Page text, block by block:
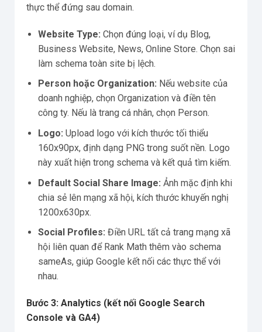
thực thể đứng sau domain.
Website Type: Chọn đúng loại, ví dụ Blog,
Business Website, News, Online Store. Chọn sai
làm schema toàn site bị lệch.
Person hoặc Organization: Nếu website của
doanh nghiệp, chọn Organization và điền tên
công ty. Nếu là trang cá nhân, chọn Person.
Logo: Upload logo với kích thước tối thiểu
160x90px, định dạng PNG trong suốt nền. Logo
này xuất hiện trong schema và kết quả tìm kiếm.
Default Social Share Image: Ảnh mặc định khi
chia sẻ lên mạng xã hội, kích thước khuyến nghị
1200x630px.
Social Profiles: Điền URL tất cả trang mạng xã
hội liên quan để Rank Math thêm vào schema
sameAs, giúp Google kết nối các thực thể với
nhau.
Bước 3: Analytics (kết nối Google Search
Console và GA4)